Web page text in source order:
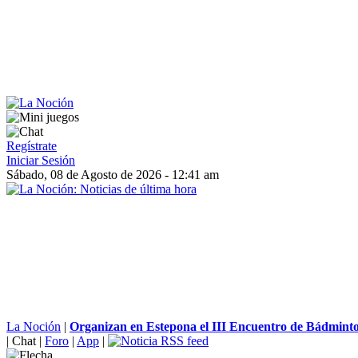
Regístrate
Iniciar Sesión
Sábado, 08 de Agosto de 2026 - 12:41 am
La Noción | Organizan en Estepona el III Encuentro de
| Chat | Foro | App |